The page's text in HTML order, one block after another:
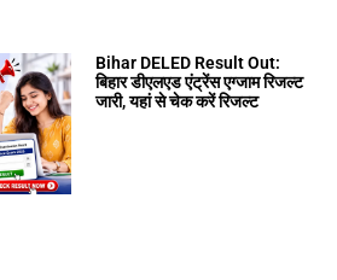
Bihar DELED Result Out:
बिहार डीएलएड एंट्रेंस एग्जाम रिजल्ट
जारी, यहां से चेक करें रिजल्ट